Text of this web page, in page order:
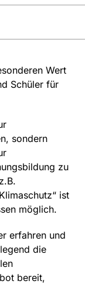
Wert
Schüler für
sondern
zu
ist
möglich.
erfahren und
die
bereit,